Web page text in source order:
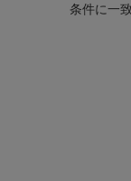
条件に一